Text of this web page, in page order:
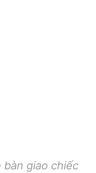
giao chiếc